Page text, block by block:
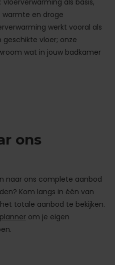
als basis,
en droge
werkt vooral als
vloer; onze
wat in jouw badkamer
ons
naar ons complete aanbod
Kom langs in één van
totale aanbod te bekijken.
om je eigen